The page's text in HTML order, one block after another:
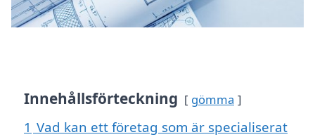
Innehållsförteckning gömma
1 Vad kan ett företag som är specialiserat